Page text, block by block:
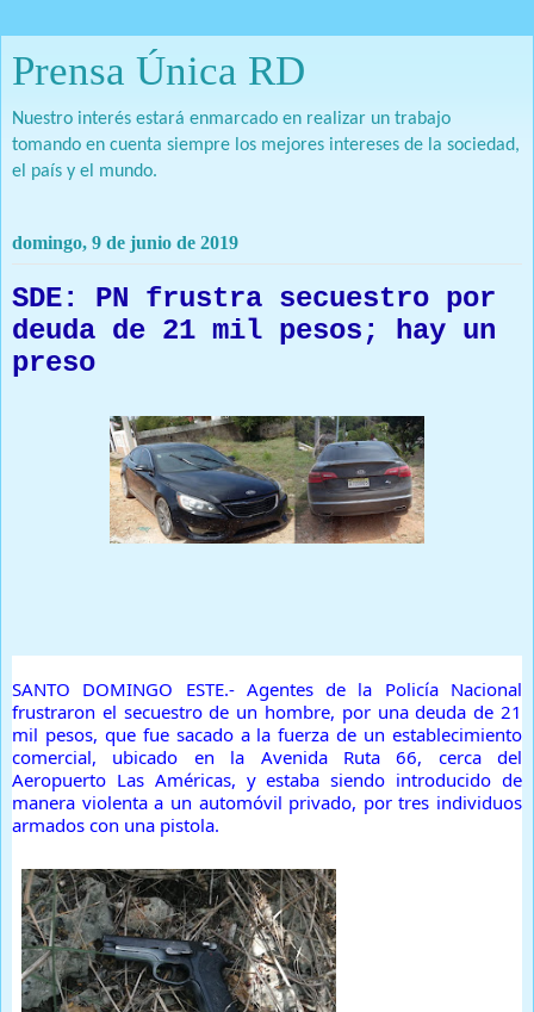
Prensa Única RD
Nuestro interés estará enmarcado en realizar un trabajo
tomando en cuenta siempre los mejores intereses de la sociedad,
el país y el mundo.
domingo, 9 de junio de 2019
SDE: PN frustra secuestro por
deuda de 21 mil pesos; hay un
preso
SANTO DOMINGO ESTE.- Agentes de la Policía Nacional
frustraron el secuestro de un hombre, por una deuda de 21
mil pesos, que fue sacado a la fuerza de un establecimiento
comercial, ubicado en la Avenida Ruta 66, cerca del
Aeropuerto Las Américas, y estaba siendo introducido de
manera violenta a un automóvil privado, por tres individuos
armados con una pistola.